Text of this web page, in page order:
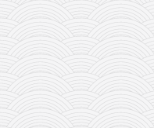
ćirilica
porodične priče
umesto tvitera
kalendar srpski
azbuki i knjige